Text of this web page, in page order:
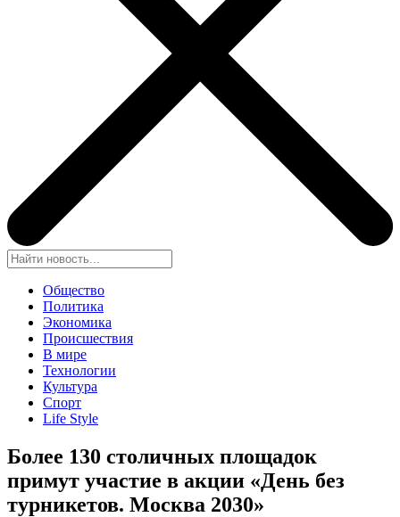
Общество
Политика
Экономика
Происшествия
В мире
Технологии
Культура
Спорт
Life Style
Более 130 столичных площадок
примут участие в акции «День без
турникетов. Москва 2030»